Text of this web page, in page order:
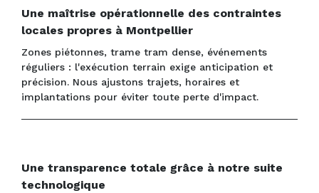
Une maîtrise opérationnelle des contraintes
locales propres à Montpellier
Zones piétonnes, trame tram dense, événements
réguliers : l'exécution terrain exige anticipation et
précision. Nous ajustons trajets, horaires et
implantations pour éviter toute perte d'impact.
Une transparence totale grâce à notre suite
technologique